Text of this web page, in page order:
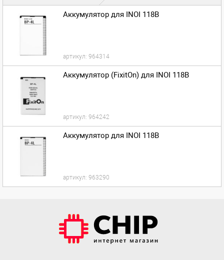
Аккумулятор для INOI 118B
артикул: 964314
Аккумулятор (FixitOn) для INOI 118B
артикул: 964242
Аккумулятор для INOI 118B
артикул: 963290